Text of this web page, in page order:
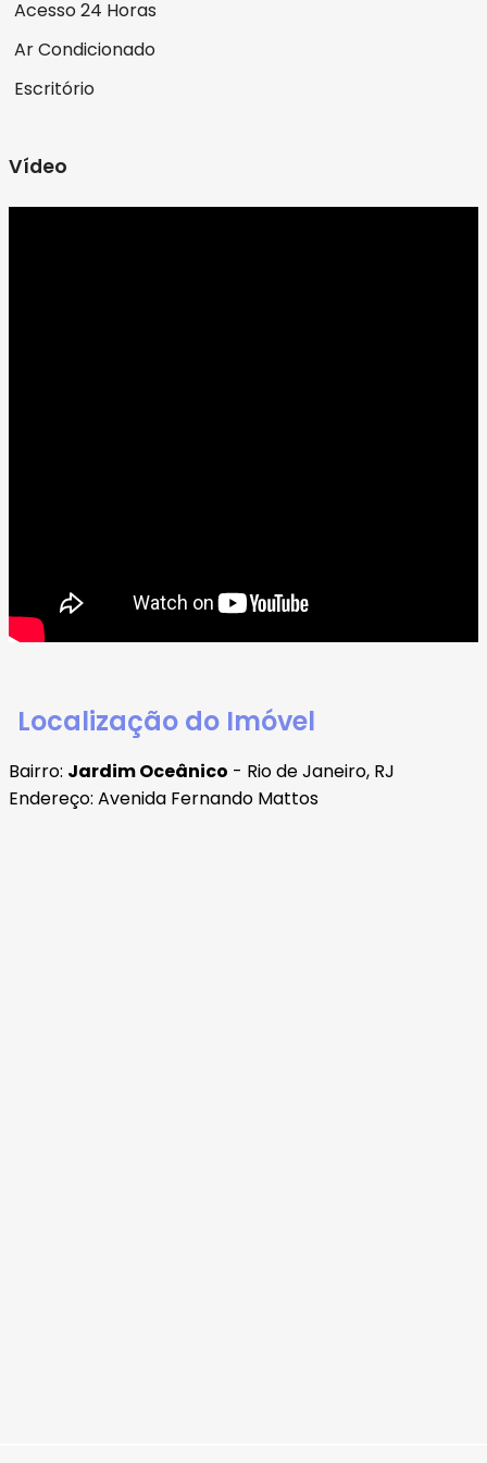
Acesso 24 Horas
Ar Condicionado
Escritório
Vídeo
Localização do Imóvel
Bairro: Jardim Oceânico - Rio de Janeiro, RJ
Endereço: Avenida Fernando Mattos